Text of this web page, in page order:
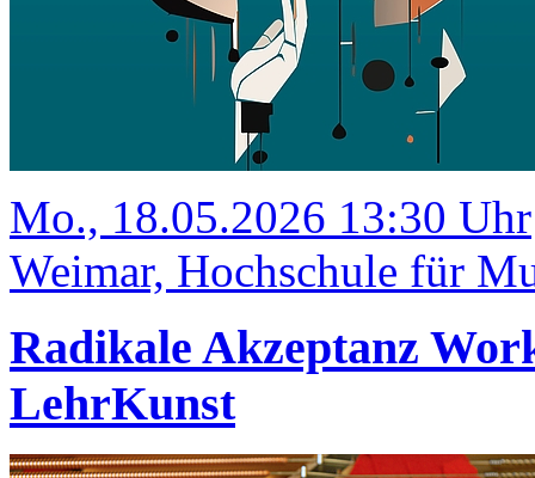
Mo., 18.05.2026 13:30 Uhr
Weimar, Hochschule für
Radikale Akzeptanz
LehrKunst